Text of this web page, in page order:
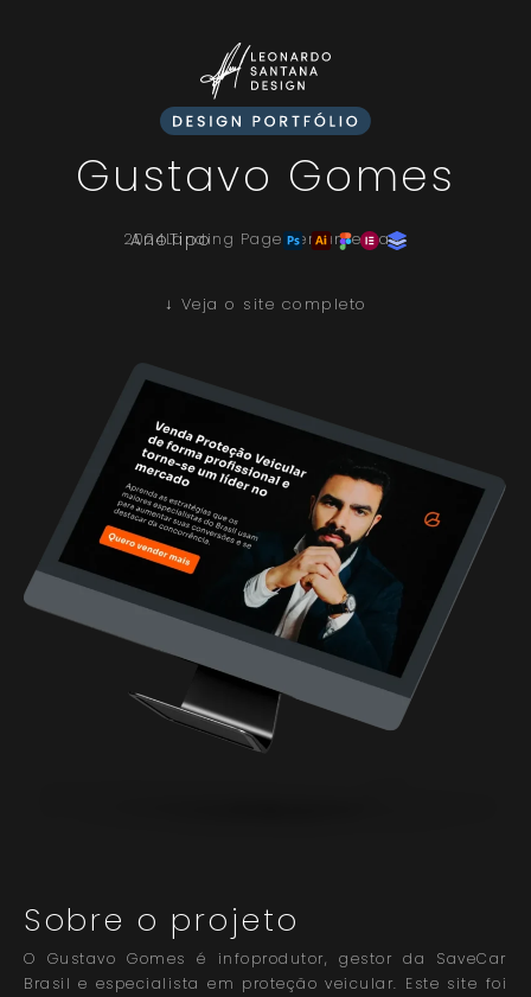
Gustavo Gomes
AnoTipo Ferramentas
2024Landing Page
↓ Veja o site completo
Sobre o projeto
O Gustavo Gomes é infoprodutor, gestor da SaveCar
Brasil e especialista em proteção veicular. Este site foi